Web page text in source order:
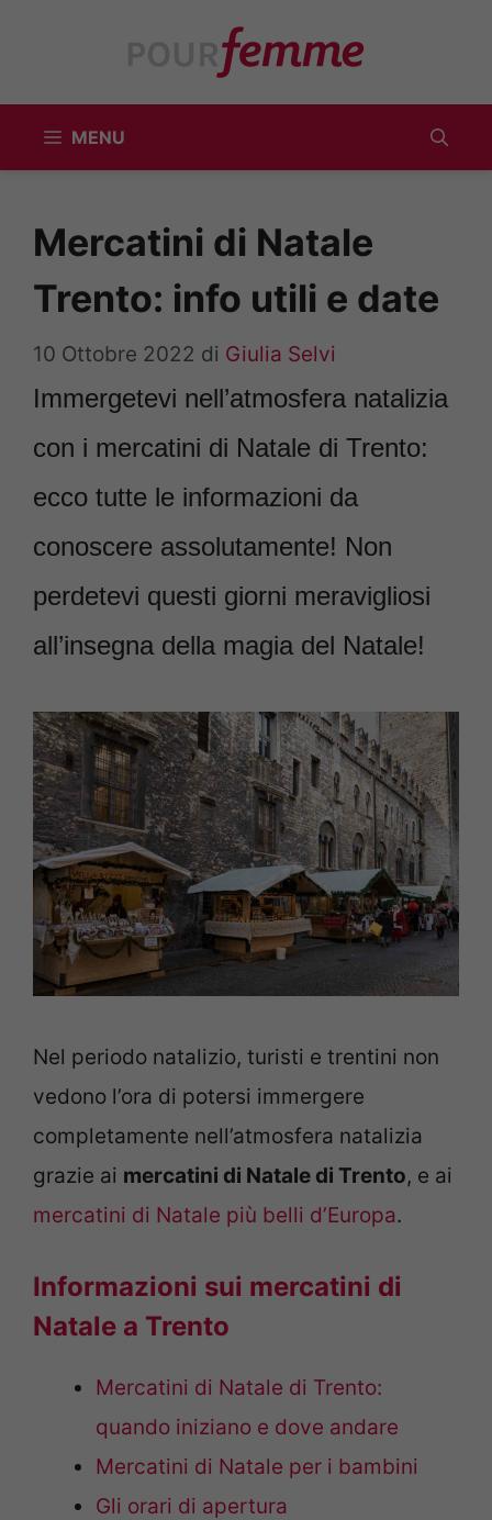
MENU
Mercatini di Natale
Trento: info utili e date
10 Ottobre 2022 di Giulia Selvi
Immergetevi nell’atmosfera natalizia
con i mercatini di Natale di Trento:
ecco tutte le informazioni da
conoscere assolutamente! Non
perdetevi questi giorni meravigliosi
all’insegna della magia del Natale!
Nel periodo natalizio, turisti e trentini non
vedono l’ora di potersi immergere
completamente nell’atmosfera natalizia
grazie ai mercatini di Natale di Trento, e ai
mercatini di Natale più belli d’Europa.
Informazioni sui mercatini di
Natale a Trento
Mercatini di Natale di Trento:
quando iniziano e dove andare
Mercatini di Natale per i bambini
Gli orari di apertura